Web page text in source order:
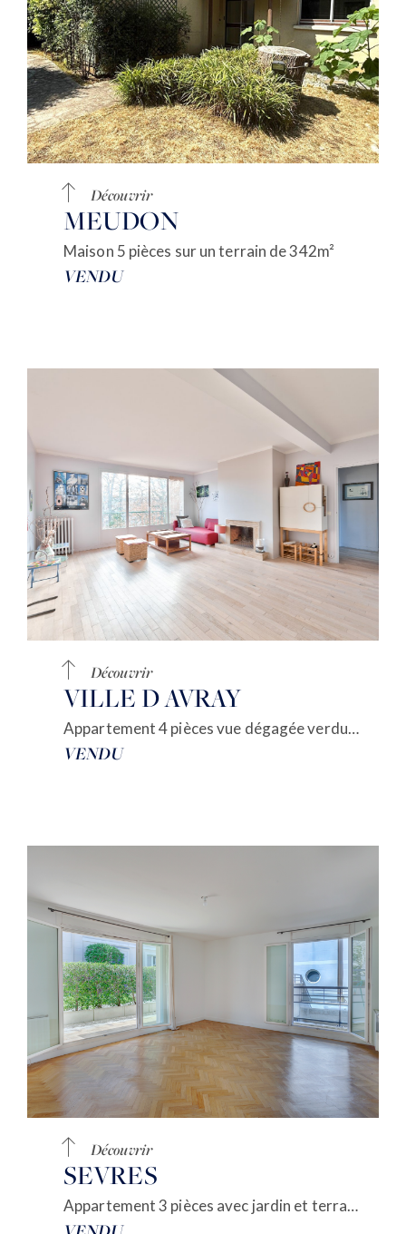
Découvrir
MEUDON
Maison 5 pièces sur un terrain de 342m²
VENDU
Découvrir
VILLE D AVRAY
Appartement 4 pièces vue dégagée verdure
VENDU
Découvrir
SEVRES
Appartement 3 pièces avec jardin et terrasses privatives